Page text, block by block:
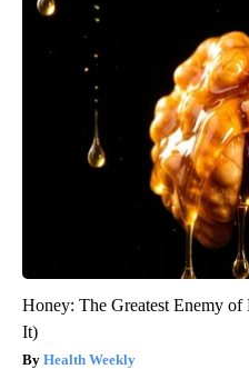
Honey: The Greatest Enemy
It)
Health Weekly